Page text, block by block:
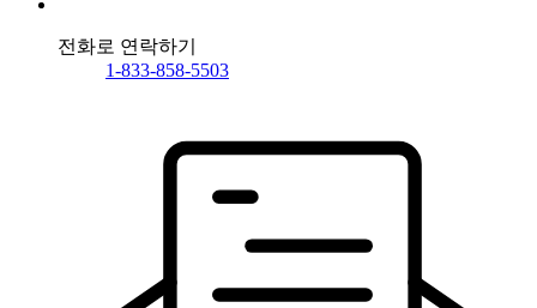
전화로 연락하기
1-833-858-5503